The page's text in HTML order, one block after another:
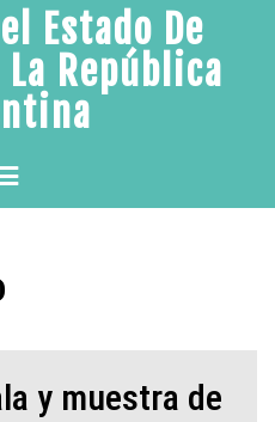
Estado De
República
y muestra de